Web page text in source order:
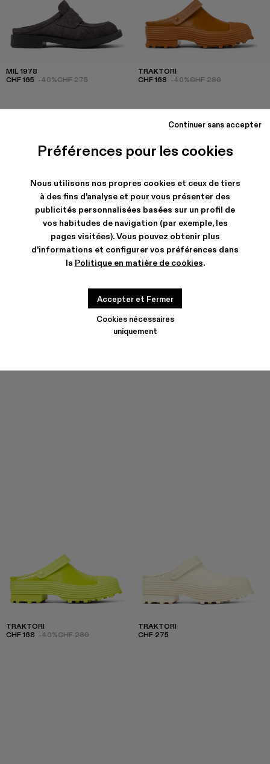
Préférences pour les cookies
Nous utilisons nos propres cookies et ceux de tiers
à des fins d'analyse et pour vous présenter des
publicités personnalisées basées sur un profil de
vos habitudes de navigation (par exemple, les
pages visitées). Vous pouvez obtenir plus
d'informations et configurer vos préférences dans
la Politique en matière de cookies.
Cookies nécessaires
uniquement
Continuer sans accepter
Accepter et Fermer
MIL 1978
CHF 165 -40%CHF 275
TRAKTORI
CHF 168 -40%CHF 280
TRAKTORI
CHF 168 -40%CHF 280
TRAKTORI
CHF 275